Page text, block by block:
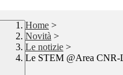
Home >
Novità >
Le notizie >
Le STEM @Area CNR-